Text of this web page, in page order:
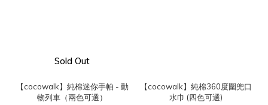
Sold Out
【cocowalk】純棉迷你手帕 - 動
物列車（兩色可選）
【cocowalk】純棉360度圍兜口
水巾 (四色可選)